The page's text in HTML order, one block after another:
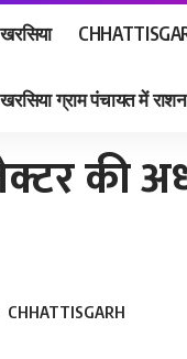
खरसिया
खरसिया ग्राम पंचायत में राशन
की
CHHATTISGARH